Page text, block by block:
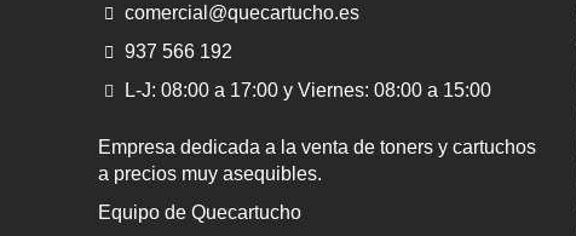
comercial@quecartucho.es
937 566 192
L-J: 08:00 a 17:00 y Viernes: 08:00 a 15:00
Empresa dedicada a la venta de toners y cartuchos
a precios muy asequibles.
Equipo de Quecartucho